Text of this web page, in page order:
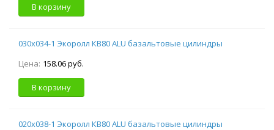
В корзину
030х034-1 Экоролл КВ80 ALU базальтовые цилиндры
Цена: 158.06 руб.
В корзину
020х038-1 Экоролл КВ80 ALU базальтовые цилиндры